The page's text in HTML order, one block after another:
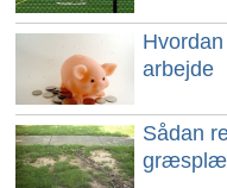
arbejde
Sådan